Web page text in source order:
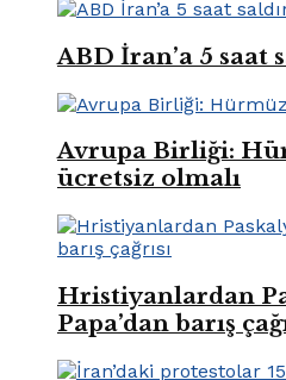
ABD İran’a 5 saat
Avrupa Birliği:
ücretsiz olmalı
Hristiyanlardan
Papa’dan barış